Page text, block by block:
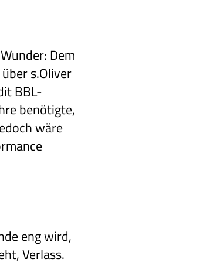
Dem
s.Oliver
BBL-
benötigte,
wäre
eng wird,
Verlass.